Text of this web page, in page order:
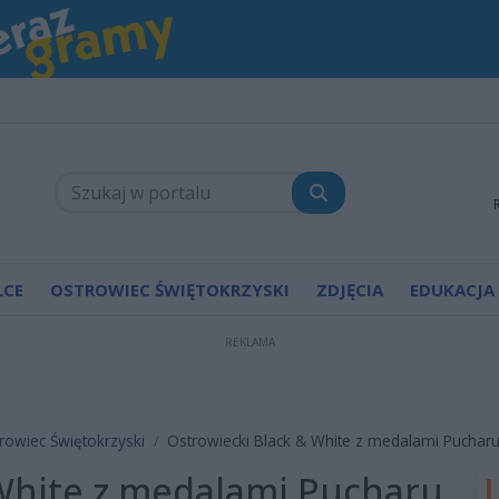
OSTROWIEC ŚWIĘTOKRZYSKI ZDJĘCIA EDUKACJA
REKLAMA
Świętokrzyski Ostrowiecki Black & White z medalami